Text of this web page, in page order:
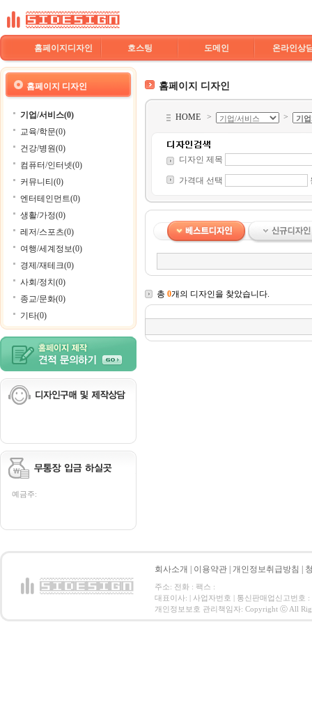
홈페이지디자인 호스팅 도메인 온라인상
홈페이지 디자인
기업/서비스(0)
교육/학문(0)
건강/병원(0)
컴퓨터/인터넷(0)
커뮤니티(0)
엔터테인먼트(0)
생활/가정(0)
레저/스포츠(0)
여행/세계정보(0)
경제/재테크(0)
사회/정치(0)
종교/문화(0)
기타(0)
예금주:
홈페이지 디자인
HOME > >
디자인 제목
가격대 선택
총 0개의 디자인을 찾았습니다.
회사소개 이용약관 개인정보취급방침
주소: 전화 : 팩스 :
대표이사: | 사업자번호 | 통신판매업신고번호 :
개인정보보호 관리책임자: Copyright ⓒ All